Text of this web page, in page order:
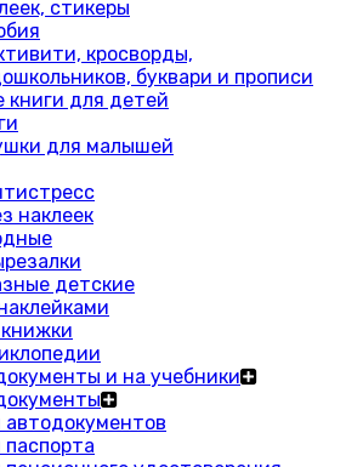
стикеры
кросворды,
буквари и прописи
книги для детей
для малышей
наклеек
детские
и на учебники